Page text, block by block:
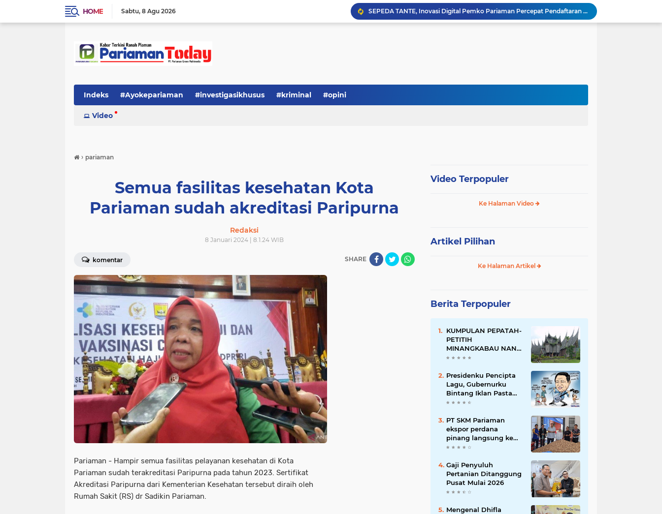
HOME Sabtu 8 Agu 2026
SEPEDA TANTE, Inovasi Digital Pemko Pariaman Percepat Pendaftaran Tanda Tangan Elektronik
Tingkatkan Mutu Pelayanan, Pemko Pariaman Gandeng RSUP Dr. M. Djamil Padang
Pemkot Pariaman Mulai Pusdiklat Paskibraka 2026, Wali Kota Tekankan Pentingnya Disiplin
Indeks #Ayokepariaman #investigasikhusus #kriminal #opini
Video
› pariaman
Semua fasilitas kesehatan Kota
Pariaman sudah akreditasi Paripurna
Redaksi
8 Januari 2024 | 8.1.24 WIB
komentar SHARE
Pariaman - Hampir semua fasilitas pelayanan kesehatan di Kota
Pariaman sudah terakreditasi Paripurna pada tahun 2023. Sertifikat
Akreditasi Paripurna dari Kementerian Kesehatan tersebut diraih oleh
Rumah Sakit (RS) dr Sadikin Pariaman.
Video Terpopuler
Ke Halaman Video
Artikel Pilihan
Ke Halaman Artikel
Berita Terpopuler
KUMPULAN PEPATAH-
PETITIH
MINANGKABAU NAN
ELOK
Presidenku Pencipta
Lagu, Gubernurku
Bintang Iklan Pasta
Gigi
PT SKM Pariaman
ekspor perdana
pinang langsung ke
India
Gaji Penyuluh
Pertanian Ditanggung
Pusat Mulai 2026
Mengenal Dhifla